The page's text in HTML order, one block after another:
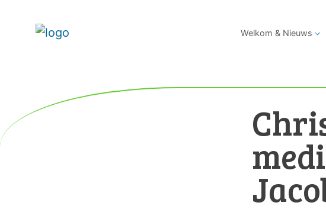
Welkom & Nieuws